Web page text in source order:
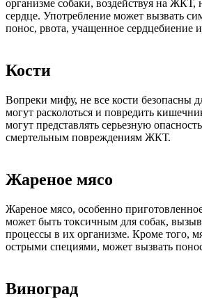
организме собаки, воздействуя на ЖКТ,
сердце. Употребление может вызвать
понос, рвота, учащенное сердцебиение
Кости
Вопреки мифу, не все кости безопасны
могут расколоться и повредить
могут представлять серьезную
смертельным повреждениям ЖКТ.
Жареное мясо
Жареное мясо, особенно
может быть токсичным для собак,
процессы в их организме. Кроме того,
острыми специями, может вызвать
Виноград